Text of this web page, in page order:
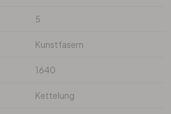
5
Kunstfasern
1640
Kettelung